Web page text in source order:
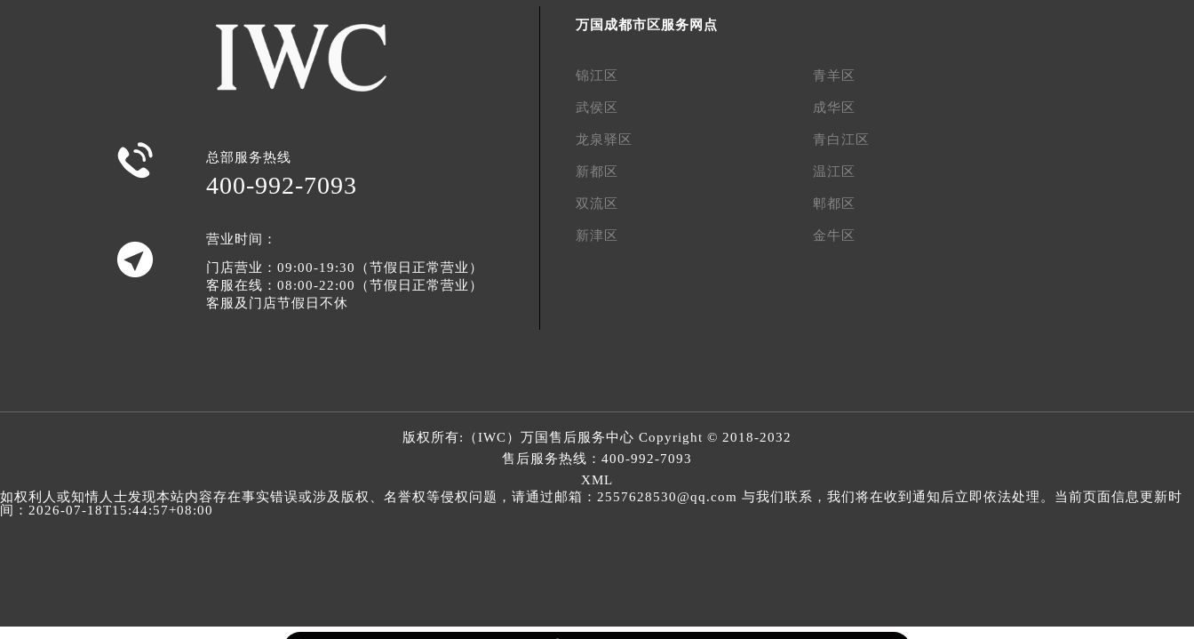
 总部服务热线
400-992-7093

营业时间：
门店营业：09:00-19:30（节假日正常营业）
客服在线：08:00-22:00（节假日正常营业）
客服及门店节假日不休
万国成都市区服务网点
锦江区 青羊区
武侯区 成华区
龙泉驿区 青白江区
新都区 温江区
双流区 郫都区
新津区 金牛区
版权所有:（IWC） 万国售后服务中心 Copyright © 2018-2032
售后服务热线： 400-992-7093
XML
如权利人或知情人士发现本站内容存在事实错误或涉及版权、名誉权等侵权问题，请通过邮箱：2557628530@qq.com 与我们联系，我们将在收到通知后立即依法处理。当前页面信息更新时
间：2026-07-18T15:44:57+08:00